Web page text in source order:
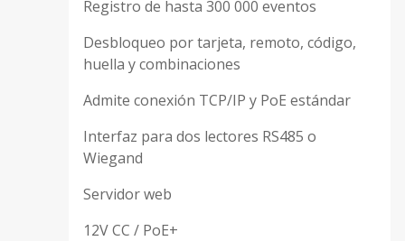
Registro de hasta 300 000 eventos
Desbloqueo por tarjeta, remoto, código,
huella y combinaciones
Admite conexión TCP/IP y PoE estándar
Interfaz para dos lectores RS485 o
Wiegand
Servidor web
12V CC / PoE+